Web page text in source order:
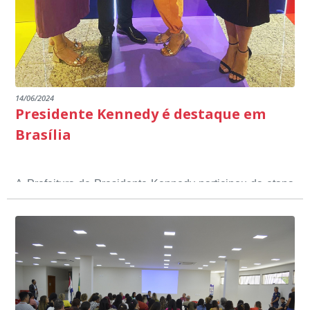
14/06/2024
Presidente Kennedy é destaque em
Brasília
A Prefeitura de Presidente Kennedy participou da etapa
nacional do 12º Prêmio Sebrae Prefeitura
Empreendedora, que visou valorizar e destacar o papel
dos gestores públicos comprometidos com o
desenvolvimento socioeconômico dos municípios, a
partir de iniciativas que estimulam o empreendedorismo,
a competitividade dos pequenos negócios e a
modernização da gestão pública local. O evento